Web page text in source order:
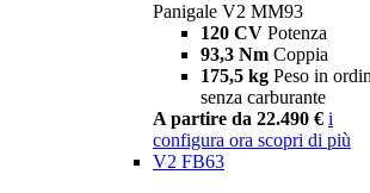
Panigale V2 MM93
120 CV Potenza
93,3 Nm Coppia
175,5 kg Peso in
senza carburante
A partire da 22.490 € i
configura ora scopri di più
V2 FB63